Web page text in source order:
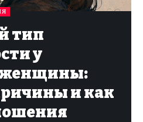
тип
у
и как